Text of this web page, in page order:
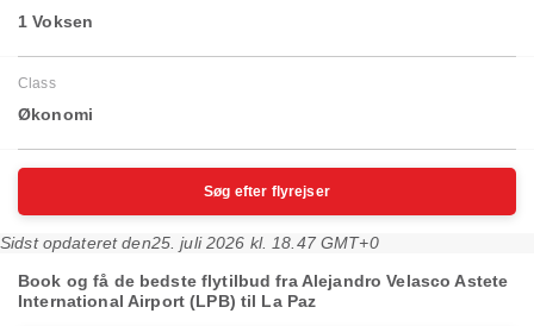
1 Voksen
Class
Økonomi
Søg efter flyrejser
Sidst opdateret den25. juli 2026 kl. 18.47 GMT+0
Book og få de bedste flytilbud fra Alejandro Velasco Astete
International Airport (LPB) til La Paz